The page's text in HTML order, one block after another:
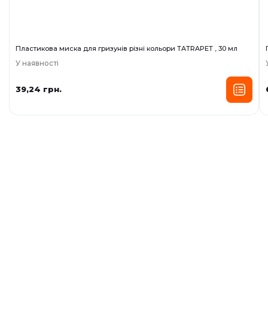
Пластикова миска для гризунів різні кольори TATRAPET , 30 мл
У наявності
39,24 грн.